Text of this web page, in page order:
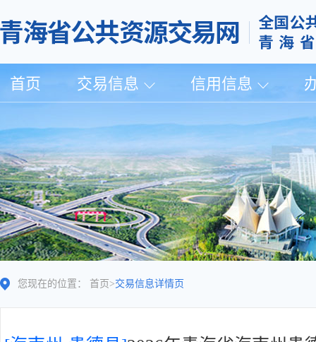
首页 交易信息 信用信息
您现在的位置： 首页 >交易信息详情页